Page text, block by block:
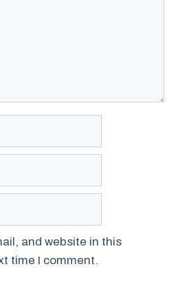
and website in this
time I comment.